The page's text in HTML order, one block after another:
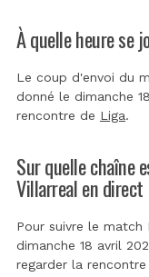
À quelle heure se
Le coup d'envoi du
donné le dimanche
rencontre de Liga.
Sur quelle chaîne
Villarreal en
Pour suivre le
dimanche 18 avril
regarder la rencontre